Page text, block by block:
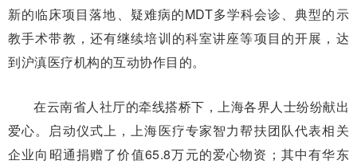
新的临床项目落地、疑难病的MDT多学科会诊、典型的示
教手术带教，还有继续培训的科室讲座等项目的开展，达
到沪滇医疗机构的互动协作目的。
在云南省人社厅的牵线搭桥下，上海各界人士纷纷献出
爱心。启动仪式上，上海医疗专家智力帮扶团队代表相关
企业向昭通捐赠了价值65.8万元的爱心物资；其中有华东